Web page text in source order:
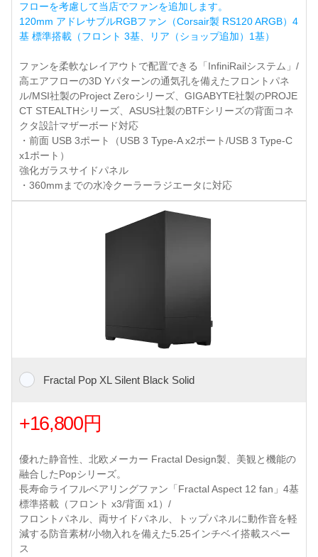
フローを考慮して当店でファンを追加します。
120mm アドレサブルRGBファン（Corsair製 RS120 ARGB）4
基 標準搭載（フロント 3基、リア（ショップ追加）1基）
ファンを柔軟なレイアウトで配置できる「InfiniRailシステム」/
高エアフローの3D Yパターンの通気孔を備えたフロントパネ
ル/MSI社製のProject Zeroシリーズ、GIGABYTE社製のPROJE
CT STEALTHシリーズ、ASUS社製のBTFシリーズの背面コネ
クタ設計マザーボード対応
・前面 USB 3ポート（USB 3 Type-A x2ポート/USB 3 Type-C
x1ポート）
強化ガラスサイドパネル
・360mmまでの水冷クーラーラジエータに対応
Fractal Pop XL Silent Black Solid
+16,800円
優れた静音性、北欧メーカー Fractal Design製、美観と機能の
融合したPopシリーズ。
長寿命ライフルベアリングファン「Fractal Aspect 12 fan」4基
標準搭載（フロント x3/背面 x1）/
フロントパネル、両サイドパネル、トップパネルに動作音を軽
減する防音素材/小物入れを備えた5.25インチベイ搭載スペー
ス